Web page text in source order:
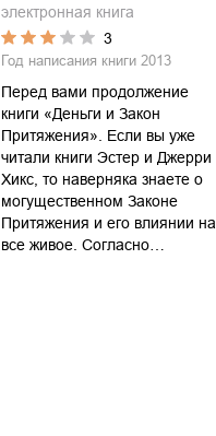
электронная книга
3
Год написания книги 2013
Перед вами продолжение
книги «Деньги и Закон
Притяжения». Если вы уже
читали книги Эстер и Джерри
Хикс, то наверняка знаете о
могущественном Законе
Притяжения и его влиянии на
все живое. Согласно…